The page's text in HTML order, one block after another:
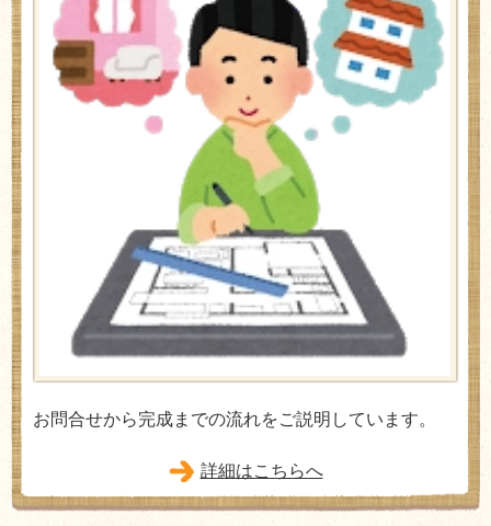
お問合せから完成までの流れをご説明しています。
詳細はこちらへ